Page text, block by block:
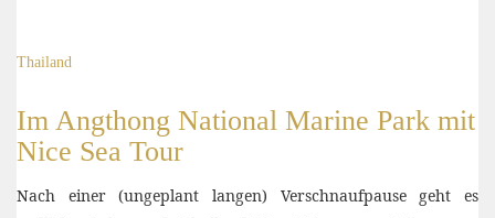
Thailand
Im Angthong National Marine Park mit
Nice Sea Tour
Nach einer (ungeplant langen) Verschnaufpause geht es